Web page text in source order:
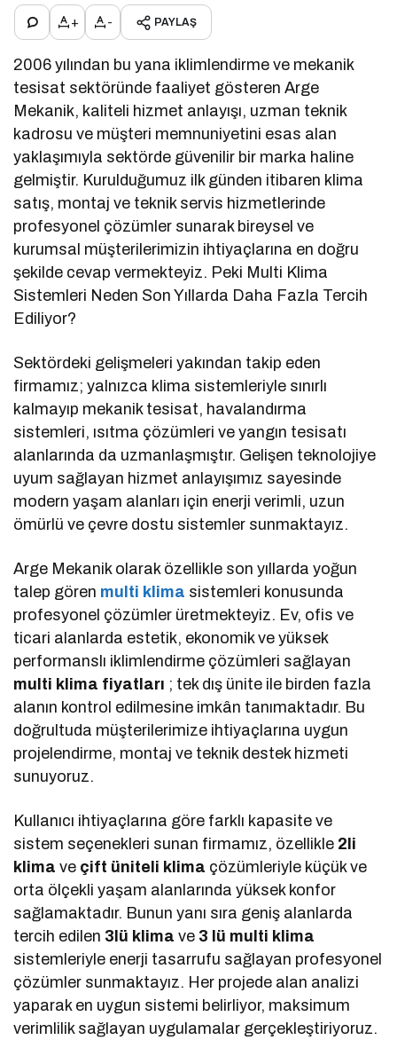
+ - PAYLAŞ
2006 yılından bu yana iklimlendirme ve mekanik
tesisat sektöründe faaliyet gösteren Arge
Mekanik, kaliteli hizmet anlayışı, uzman teknik
kadrosu ve müşteri memnuniyetini esas alan
yaklaşımıyla sektörde güvenilir bir marka haline
gelmiştir. Kurulduğumuz ilk günden itibaren klima
satış, montaj ve teknik servis hizmetlerinde
profesyonel çözümler sunarak bireysel ve
kurumsal müşterilerimizin ihtiyaçlarına en doğru
şekilde cevap vermekteyiz. Peki Multi Klima
Sistemleri Neden Son Yıllarda Daha Fazla Tercih
Ediliyor?
Sektördeki gelişmeleri yakından takip eden
firmamız; yalnızca klima sistemleriyle sınırlı
kalmayıp mekanik tesisat, havalandırma
sistemleri, ısıtma çözümleri ve yangın tesisatı
alanlarında da uzmanlaşmıştır. Gelişen teknolojiye
uyum sağlayan hizmet anlayışımız sayesinde
modern yaşam alanları için enerji verimli, uzun
ömürlü ve çevre dostu sistemler sunmaktayız.
Arge Mekanik olarak özellikle son yıllarda yoğun
talep gören multi klima sistemleri konusunda
profesyonel çözümler üretmekteyiz. Ev, ofis ve
ticari alanlarda estetik, ekonomik ve yüksek
performanslı iklimlendirme çözümleri sağlayan
multi klima fiyatları ; tek dış ünite ile birden fazla
alanın kontrol edilmesine imkân tanımaktadır. Bu
doğrultuda müşterilerimize ihtiyaçlarına uygun
projelendirme, montaj ve teknik destek hizmeti
sunuyoruz.
Kullanıcı ihtiyaçlarına göre farklı kapasite ve
sistem seçenekleri sunan firmamız, özellikle 2li
klima ve çift üniteli klima çözümleriyle küçük ve
orta ölçekli yaşam alanlarında yüksek konfor
sağlamaktadır. Bunun yanı sıra geniş alanlarda
tercih edilen 3lü klima ve 3 lü multi klima
sistemleriyle enerji tasarrufu sağlayan profesyonel
çözümler sunmaktayız. Her projede alan analizi
yaparak en uygun sistemi belirliyor, maksimum
verimlilik sağlayan uygulamalar gerçekleştiriyoruz.